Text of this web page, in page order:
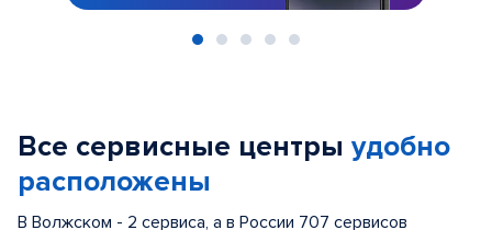
Все сервисные центры удобно
расположены
В Волжском - 2 сервиса, а в России 707 сервисов